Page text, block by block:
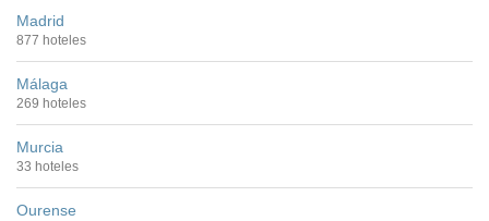
Madrid
877 hoteles
Málaga
269 hoteles
Murcia
33 hoteles
Ourense